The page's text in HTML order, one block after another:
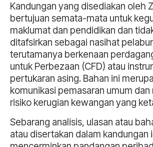
Kandungan yang disediakan oleh
bertujuan semata-mata untuk
maklumat dan pendidikan dan
ditafsirkan sebagai nasihat
terutamanya berkenaan
untuk Perbezaan (CFD) atau
pertukaran asing. Bahan ini
komunikasi pemasaran umum
risiko kerugian kewangan yang
Sebarang analisis, ulasan atau
atau disertakan dalam kandungan